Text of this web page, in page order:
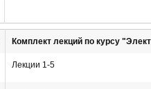
Комплект лекций по курсу
Лекции 1-5